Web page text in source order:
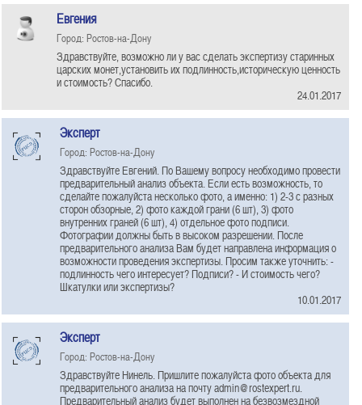
Евгения
Город: Ростов-на-Дону
Здравствуйте, возможно ли у вас сделать экспертизу старинных
царских монет,установить их подлинность,историческую ценность
и стоимость? Спасибо.
24.01.2017
Эксперт
Город: Ростов-на-Дону
Здравствуйте Евгений. По Вашему вопросу необходимо провести
предварительный анализ объекта. Если есть возможность, то
сделайте пожалуйста несколько фото, а именно: 1) 2-3 с разных
сторон обзорные, 2) фото каждой грани (6 шт), 3) фото
внутренних граней (6 шт), 4) отдельное фото подписи.
Фотографии должны быть в высоком разрешении. После
предварительного анализа Вам будет направлена информация о
возможности проведения экспертизы. Просим также уточнить: -
подлинность чего интересует? Подписи? - И стоимость чего?
Шкатулки или экспертизы?
10.01.2017
Эксперт
Город: Ростов-на-Дону
Здравствуйте Нинель. Пришлите пожалуйста фото объекта для
предварительного анализа на почту admin@rostexpert.ru.
Предварительный анализ будет выполнен на безвозмездной